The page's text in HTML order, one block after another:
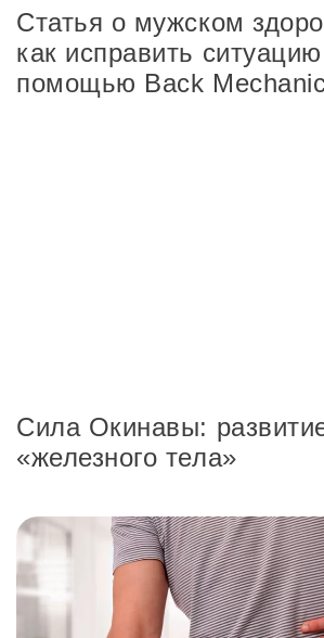
Статья о мужском
как исправить
помощью Back
Сила Окинавы:
«железного тела»